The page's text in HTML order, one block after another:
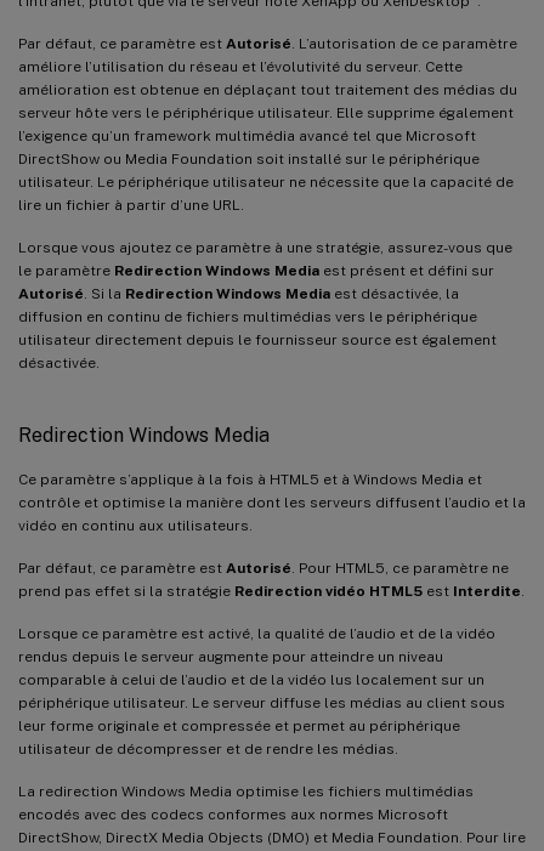
Par défaut, ce paramètre est Autorisé . L’autorisation de ce paramètre
améliore l’utilisation du réseau et l’évolutivité du serveur. Cette
amélioration est obtenue en déplaçant tout traitement des médias du
serveur hôte vers le périphérique utilisateur. Elle supprime également
l’exigence qu’un framework multimédia avancé tel que Microsoft
DirectShow ou Media Foundation soit installé sur le périphérique
utilisateur. Le périphérique utilisateur ne nécessite que la capacité de
lire un fichier à partir d’une URL.
Lorsque vous ajoutez ce paramètre à une stratégie, assurez-vous que
le paramètre Redirection Windows Media est présent et défini sur
Autorisé . Si la Redirection Windows Media est désactivée, la
diffusion en continu de fichiers multimédias vers le périphérique
utilisateur directement depuis le fournisseur source est également
désactivée.
Redirection Windows Media
Ce paramètre s’applique à la fois à HTML5 et à Windows Media et
contrôle et optimise la manière dont les serveurs diffusent l’audio et la
vidéo en continu aux utilisateurs.
Par défaut, ce paramètre est Autorisé . Pour HTML5, ce paramètre ne
prend pas effet si la stratégie Redirection vidéo HTML5 est Interdite
Lorsque ce paramètre est activé, la qualité de l’audio et de la vidéo
rendus depuis le serveur augmente pour atteindre un niveau
comparable à celui de l’audio et de la vidéo lus localement sur un
périphérique utilisateur. Le serveur diffuse les médias au client sous
leur forme originale et compressée et permet au périphérique
utilisateur de décompresser et de rendre les médias.
La redirection Windows Media optimise les fichiers multimédias
encodés avec des codecs conformes aux normes Microsoft
DirectShow, DirectX Media Objects (DMO) et Media Foundation. Pour lire